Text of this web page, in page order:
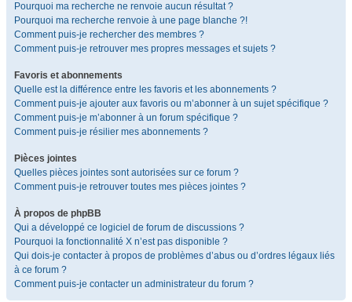
Pourquoi ma recherche ne renvoie aucun résultat ?
Pourquoi ma recherche renvoie à une page blanche ?!
Comment puis-je rechercher des membres ?
Comment puis-je retrouver mes propres messages et sujets ?
Favoris et abonnements
Quelle est la différence entre les favoris et les abonnements ?
Comment puis-je ajouter aux favoris ou m’abonner à un sujet spécifique ?
Comment puis-je m’abonner à un forum spécifique ?
Comment puis-je résilier mes abonnements ?
Pièces jointes
Quelles pièces jointes sont autorisées sur ce forum ?
Comment puis-je retrouver toutes mes pièces jointes ?
À propos de phpBB
Qui a développé ce logiciel de forum de discussions ?
Pourquoi la fonctionnalité X n’est pas disponible ?
Qui dois-je contacter à propos de problèmes d’abus ou d’ordres légaux liés
à ce forum ?
Comment puis-je contacter un administrateur du forum ?